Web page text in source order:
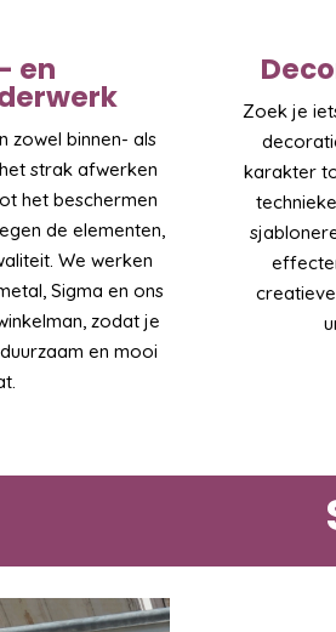
en
zowel binnen- als
strak afwerken
het beschermen
de elementen,
We werken
Sigma en ons
zodat je
en mooi
Zoek je
karakter